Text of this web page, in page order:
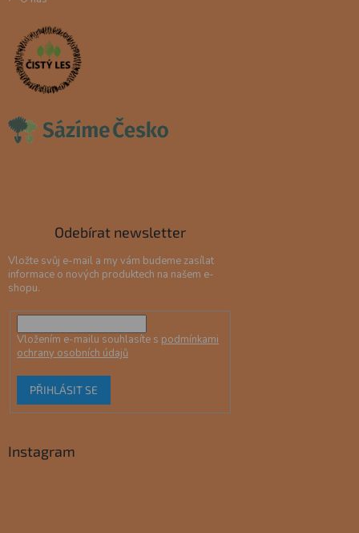
Odebírat newsletter
Vložte svůj e-mail a my vám budeme zasílat
informace o nových produktech na našem e-
shopu.
Vložením e-mailu souhlasíte s podmínkami
ochrany osobních údajů
PŘIHLÁSIT SE
Instagram